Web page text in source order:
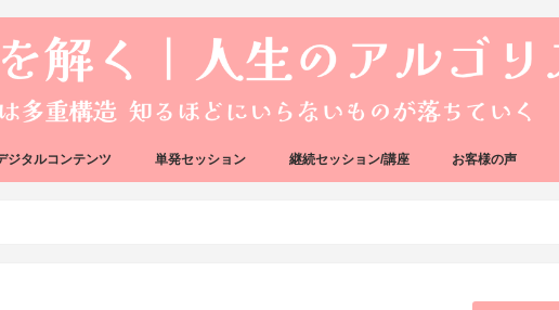
ジタルコンテンツ 単発セッション 継続セッション/講座 お客様の声